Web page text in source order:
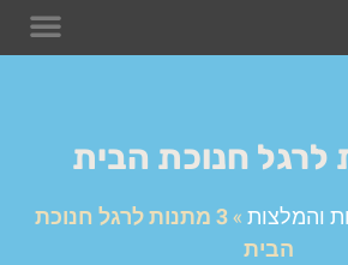
והמלצות »
3 מתנות לרגל חנוכת
הבית